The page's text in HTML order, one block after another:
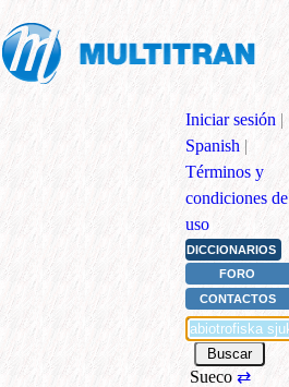
Iniciar sesión |
Spanish |
Términos y
condiciones de
uso
DICCIONARIOS
FORO
CONTACTOS
Sueco ⇄